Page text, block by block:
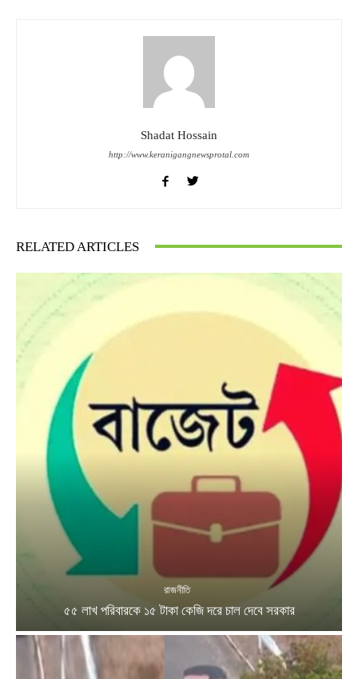
Shadat Hossain
http://www.keranigangnewsprotal.com
RELATED ARTICLES
রাজনীতি
৫৫ লাখ পরিবারকে ১৫ টাকা কেজি দরে চাল দেবে সরকার